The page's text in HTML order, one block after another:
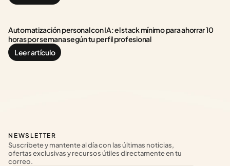
Automatización personal con IA: el stack mínimo para ahorrar 10
horas por semana según tu perfil profesional
Leer artículo
NEWSLETTER
Suscríbete y mantente al día con las últimas noticias,
ofertas exclusivas y recursos útiles directamente en tu
correo.